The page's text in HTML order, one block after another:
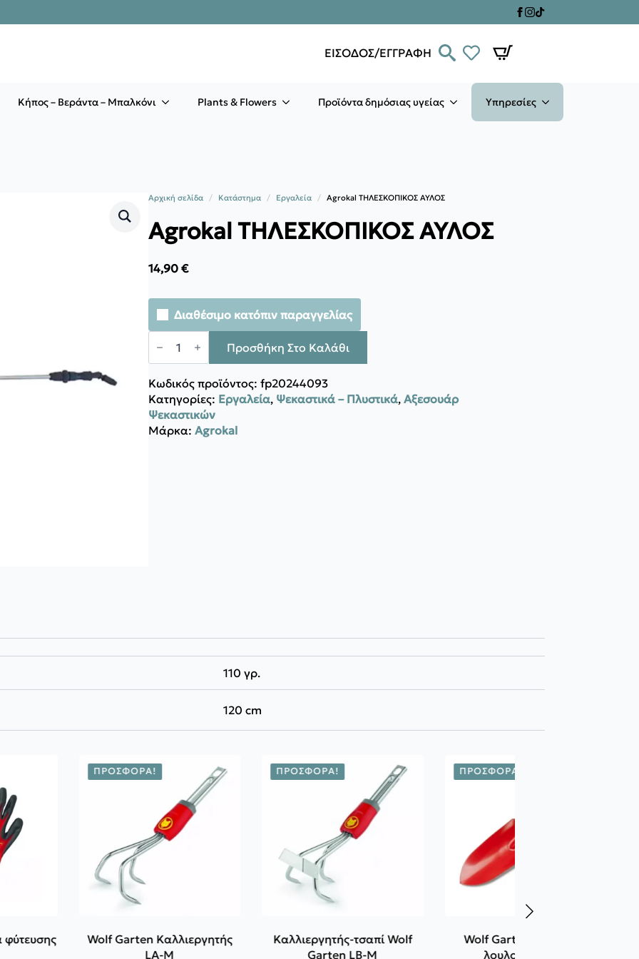
ΕΙΣΟΔΟΣ/ΕΓΓΡΑΦΗ
Κήπος – Βεράντα – Μπαλκόνι Plants & Flowers Προϊόντα δημόσιας υγείας Υπηρεσίες
Αρχική σελίδα Κατάστημα Εργαλεία Agrokal THΛΕΣΚΟΠΙΚΟΣ ΑΥΛΟΣ
Agrokal THΛΕΣΚΟΠΙΚΟΣ ΑΥΛΟΣ
14,90 €
Διαθέσιμο κατόπιν παραγγελίας
Agrokal
THΛΕΣΚΟΠΙΚΟΣΠροσθήκη Στο Καλάθι
Κωδικός προϊόντος: fp20244093
Κατηγορίες: Εργαλεία, Ψεκαστικά – Πλυστικά, Αξεσουάρ
Ψεκαστικών
Μάρκα: Agrokal
110 γρ.
120 cm
φύτευσης
ΠΡΟΣΦΟΡΆ!
Wolf Garten Καλλιεργητής
LA-M
ΠΡΟΣΦΟΡΆ!
Καλλιεργητής-τσαπί Wolf
Garten LB-M
ΠΡΟΣΦΟΡΆ!
Wolf Garten Φτυαράκι
λουλουδιών LU